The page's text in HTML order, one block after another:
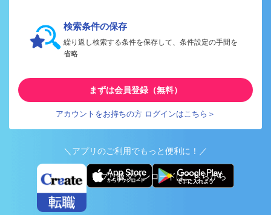
検索条件の保存
繰り返し検索する条件を保存して、条件設定の手間を
省略
まずは会員登録（無料）
アカウントをお持ちの方 ログインはこちら＞
＼アプリのご利用でもっと便利に！／
アプリ版ダウンロードはこちらから